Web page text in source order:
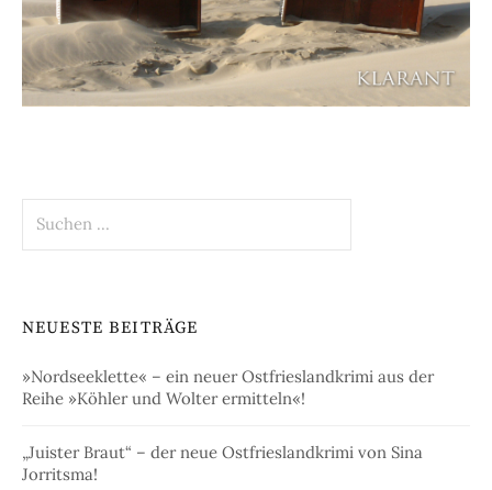
nach:
NEUESTE BEITRÄGE
»Nordseeklette« – ein neuer Ostfrieslandkrimi aus der
Reihe »Köhler und Wolter ermitteln«!
„Juister Braut“ – der neue Ostfrieslandkrimi von Sina
Jorritsma!